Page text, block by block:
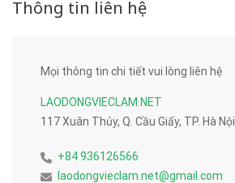
Thông tin liên hệ
Mọi thông tin chi tiết vui lòng liên hệ
LAODONGVIECLAM.NET
117 Xuân Thủy, Q. Cầu Giấy, TP. Hà Nội
+84 936126566
laodongvieclam.net@gmail.com